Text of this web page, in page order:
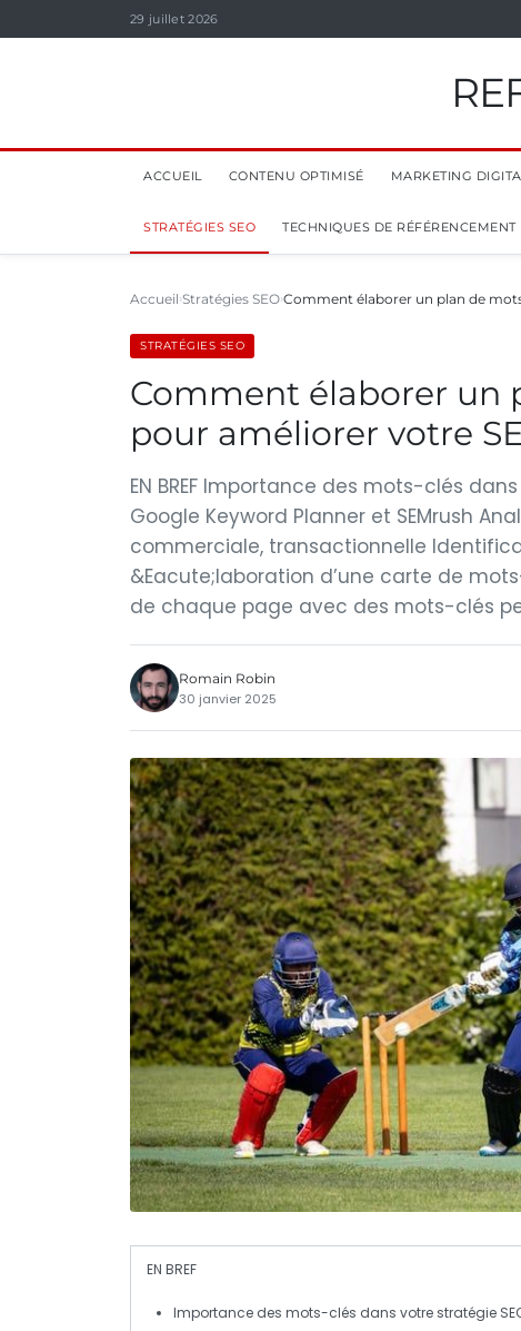
29 juillet 2026
ACCUEIL CONTENU OPTIMISÉ MARKETING
STRATÉGIES SEO TECHNIQUES DE RÉFÉRENCEMENT
Accueil Stratégies SEO Comment élaborer un plan de
STRATÉGIES SEO
Comment élaborer un
pour améliorer votre
EN BREF Importance des mots-clés
Google Keyword Planner et SEMrush
commerciale, transactionnelle
&Eacute;laboration d’une carte de
de chaque page avec des mots-clés
Romain Robin
30 janvier 2025
EN BREF
Importance des mots-clés dans votre stratégie